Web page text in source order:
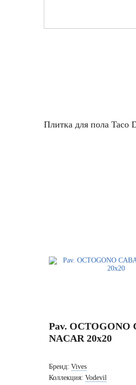
Плитка для пола Taco
Pav. OCTOGONO
NACAR 20x20
Бренд: Vives
Коллекция: Vodevil